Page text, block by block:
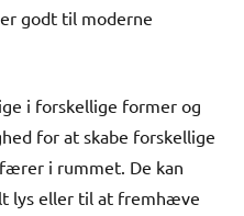
godt til moderne
i forskellige former og
for at skabe forskellige
i rummet. De kan
lys eller til at fremhæve